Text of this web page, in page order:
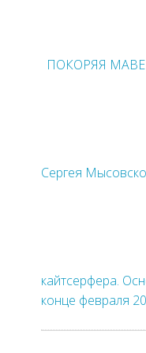
ПОКОРЯЯ
Сергея
кайтсерфера.
конце февраля